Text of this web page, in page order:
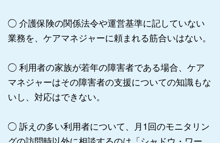
◯ 介護保険の関係法令や運営基準に記していない
業務を、ケアマネジャーに頼まれる筋合いはない。
◯ 利用者の家族が若年の障害者である場合、ケア
マネジャーはその障害者の支援についての知識もな
いし、対応はできない。
◯ 訴えの多い利用者について、月1回のモニタリン
グの訪問時以外に相談するのは「シャドウ・ワー